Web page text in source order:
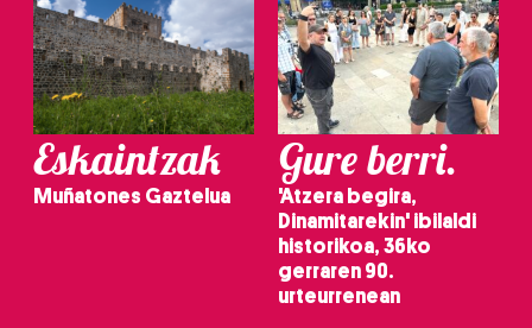
Eskaintzak
Muñatones Gaztelua
Gure berri.
'Atzera begira,
Dinamitarekin' ibilaldi
historikoa, 36ko
gerraren 90.
urteurrenean